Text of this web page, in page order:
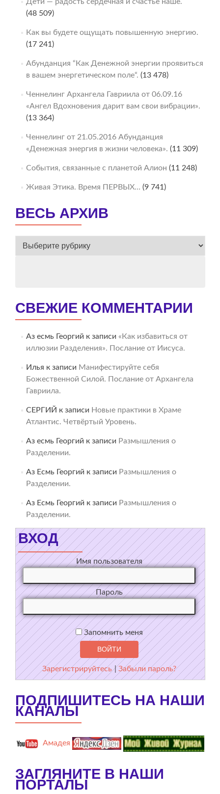
(48 509)
Как вы будете ощущать повышенную энергию.
(17 241)
Абунданция “Как Денежной энергии проявиться
в вашем энергетическом поле“. (13 478)
Ченнелинг Архангела Гавриила от 06.09.16
«Ангел Вдохновения дарит вам свои вибрации».
(13 364)
Ченнелинг от 21.05.2016 Абунданция
«Денежная энергия в жизни человека». (11 309)
События, связанные с планетой Алион (11 248)
Живая Этика. Время ПЕРВЫХ… (9 741)
ВЕСЬ АРХИВ
ВЕСЬ
СВЕЖИЕ КОММЕНТАРИИ
Аз есмь Георгий к записи «Как избавиться от
иллюзии Разделения». Послание от Иисуса.
Илья к записи Манифестируйте себя
Божественной Силой. Послание от Архангела
Гавриила.
СЕРГИЙ к записи Новые практики в Храме
Атлантис. Четвёртый Уровень.
Аз есмь Георгий к записи Размышления о
Разделении.
Аз Есмь Георгий к записи Размышления о
Разделении.
Аз Есмь Георгий к записи Размышления о
Разделении.
ВХОД
Имя пользователя
Пароль
Запомнить меня
Зарегистрируйтесь |Забыли пароль?
ПОДПИШИТЕСЬ НА НАШИ
КАНАЛЫ
Амадея
ЗАГЛЯНИТЕ В НАШИ
ПОРТАЛЫ